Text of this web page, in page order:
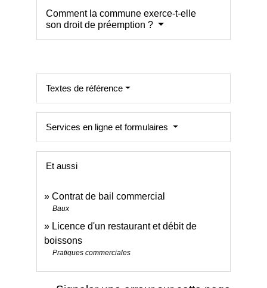
Comment la commune exerce-t-elle
son droit de préemption ?
Textes de référence
Services en ligne et formulaires
Et aussi
Contrat de bail commercial
Baux
Licence d'un restaurant et débit de
boissons
Pratiques commerciales